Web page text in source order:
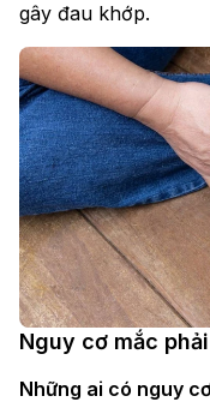
gây đau khớp.
Nguy cơ mắc
Những ai có nguy